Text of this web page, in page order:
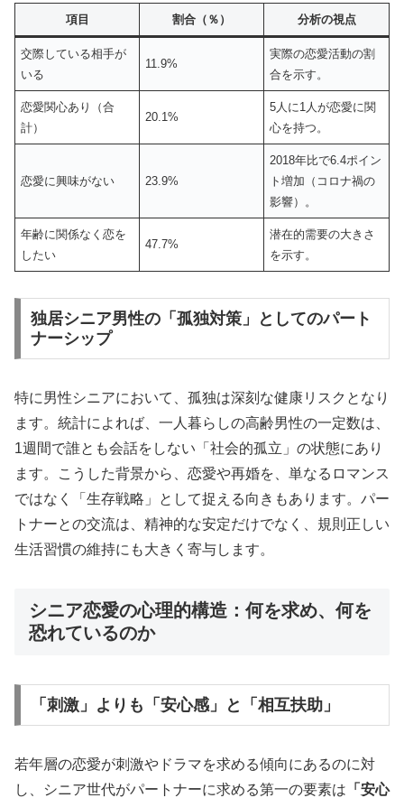
項目 割合（％） 分析の視点
交際している相手が
いる
11.9%
実際の恋愛活動の割
合を示す。
恋愛関心あり（合
計）
20.1%
5人に1人が恋愛に関
心を持つ。
恋愛に興味がない 23.9%
2018年比で6.4ポイン
ト増加（コロナ禍の
影響）。
年齢に関係なく恋を
したい
47.7%
潜在的需要の大きさ
を示す。
独居シニア男性の「孤独対策」としてのパート
ナーシップ
特に男性シニアにおいて、孤独は深刻な健康リスクとなり
ます。統計によれば、一人暮らしの高齢男性の一定数は、
1週間で誰とも会話をしない「社会的孤立」の状態にあり
ます。こうした背景から、恋愛や再婚を、単なるロマンス
ではなく「生存戦略」として捉える向きもあります。パー
トナーとの交流は、精神的な安定だけでなく、規則正しい
生活習慣の維持にも大きく寄与します。
シニア恋愛の心理的構造：何を求め、何を
恐れているのか
「刺激」よりも「安心感」と「相互扶助」
若年層の恋愛が刺激やドラマを求める傾向にあるのに対
し、シニア世代がパートナーに求める第一の要素は 「安心